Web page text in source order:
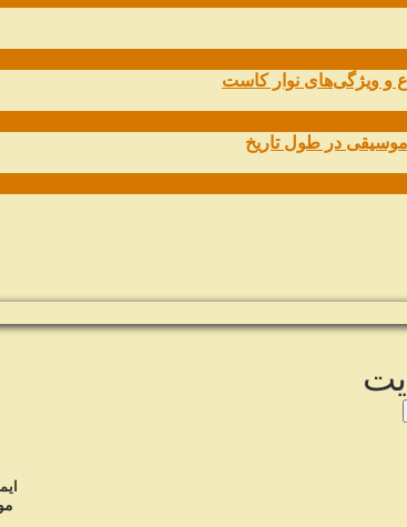
و ویژگی‌های نوار کاست
در طول تاریخ